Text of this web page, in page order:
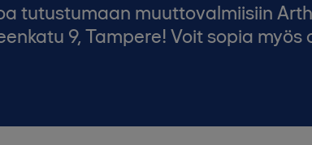
tutustumaan muuttovalmiisiin
9, Tampere! Voit sopia